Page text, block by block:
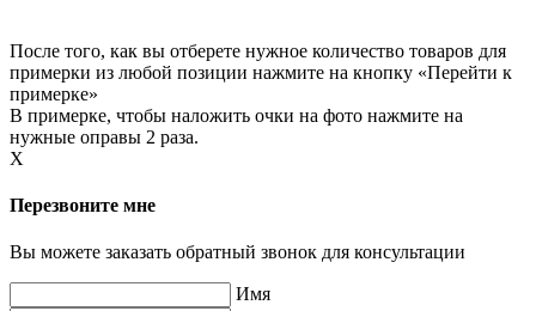
После того, как вы отберете нужное количество товаров для
примерки из любой позиции нажмите на кнопку «Перейти к
примерке»
В примерке, чтобы наложить очки на фото нажмите на
нужные оправы 2 раза.
X
Перезвоните мне
Вы можете заказать обратный звонок для консультации
Имя